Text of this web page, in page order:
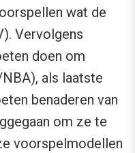
wat de
Vervolgens
doen om
als laatste
benaderen van
om ze te
voorspelmodellen